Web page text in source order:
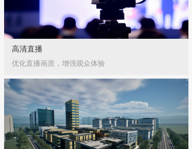
高清直播
优化直播画质，增强观众体验